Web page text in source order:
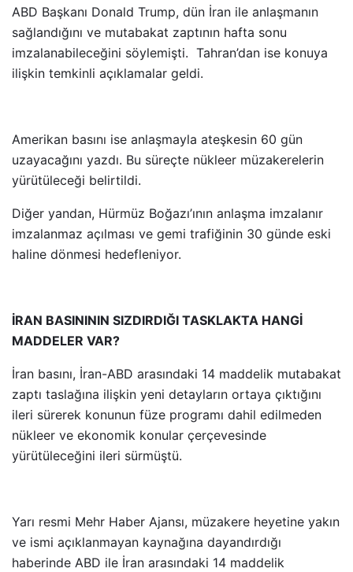
ABD Başkanı Donald Trump, dün İran ile anlaşmanın
sağlandığını ve mutabakat zaptının hafta sonu
imzalanabileceğini söylemişti. Tahran’dan ise konuya
ilişkin temkinli açıklamalar geldi.
Amerikan basını ise anlaşmayla ateşkesin 60 gün
uzayacağını yazdı. Bu süreçte nükleer müzakerelerin
yürütüleceği belirtildi.
Diğer yandan, Hürmüz Boğazı’ının anlaşma imzalanır
imzalanmaz açılması ve gemi trafiğinin 30 günde eski
haline dönmesi hedefleniyor.
İRAN BASINININ SIZDIRDIĞI TASKLAKTA HANGİ
MADDELER VAR?
İran basını, İran-ABD arasındaki 14 maddelik mutabakat
zaptı taslağına ilişkin yeni detayların ortaya çıktığını
ileri sürerek konunun füze programı dahil edilmeden
nükleer ve ekonomik konular çerçevesinde
yürütüleceğini ileri sürmüştü.
Yarı resmi Mehr Haber Ajansı, müzakere heyetine yakın
ve ismi açıklanmayan kaynağına dayandırdığı
haberinde ABD ile İran arasındaki 14 maddelik